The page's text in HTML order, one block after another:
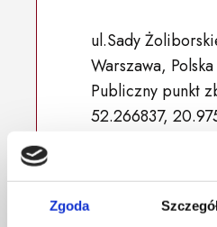
Zgoda
ul.Sady
Warszawa, Polska
Publiczny punkt
52.266837,